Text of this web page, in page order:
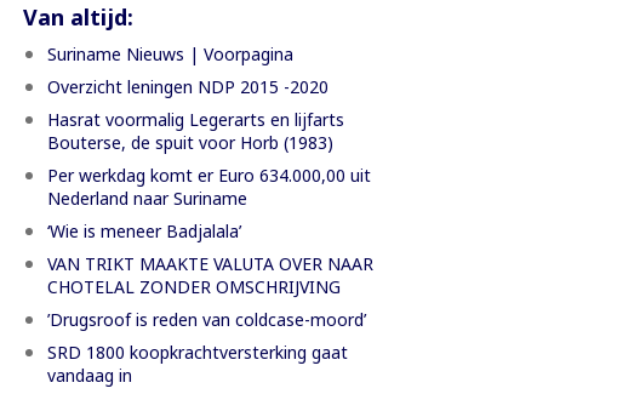
Van altijd:
Suriname Nieuws | Voorpagina
Overzicht leningen NDP 2015 -2020
Hasrat voormalig Legerarts en lijfarts
Bouterse, de spuit voor Horb (1983)
Per werkdag komt er Euro 634.000,00 uit
Nederland naar Suriname
‘Wie is meneer Badjalala’
VAN TRIKT MAAKTE VALUTA OVER NAAR
CHOTELAL ZONDER OMSCHRIJVING
’Drugsroof is reden van coldcase-moord’
SRD 1800 koopkrachtversterking gaat
vandaag in